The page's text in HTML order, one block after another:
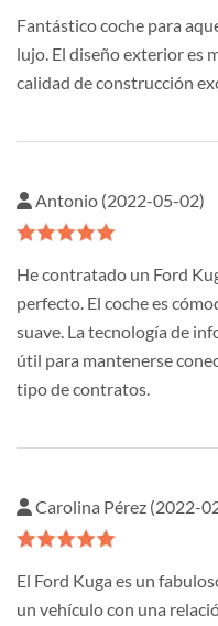
Fantástico coche para
lujo. El diseño exterior es
calidad de construcción
Antonio (2022-05-02)
He contratado un Ford
perfecto. El coche es
suave. La tecnología de
útil para mantenerse
tipo de contratos.
Carolina Pérez (2022-
El Ford Kuga es un
un vehículo con una